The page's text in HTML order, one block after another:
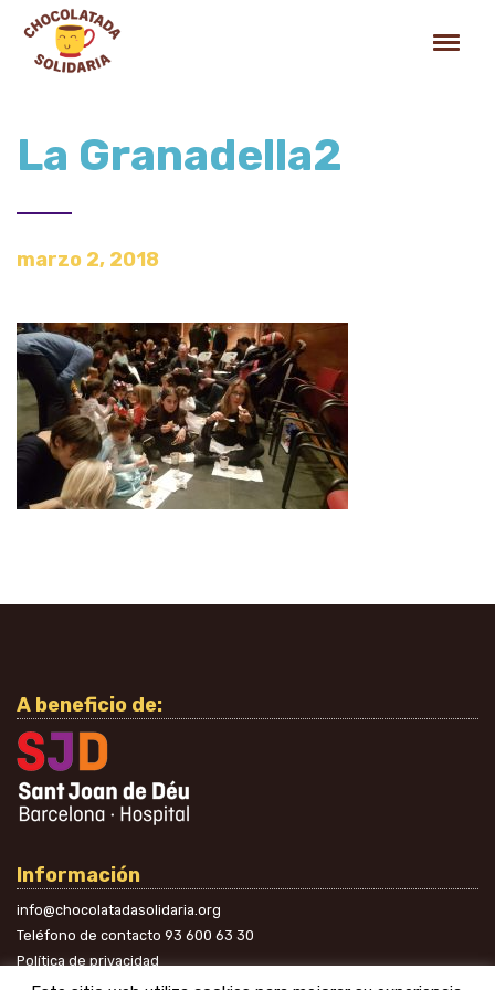
La Granadella2
marzo 2, 2018
A beneficio de:
Información
info@chocolatadasolidaria.org
Teléfono de contacto 93 600 63 30
Política de privacidad